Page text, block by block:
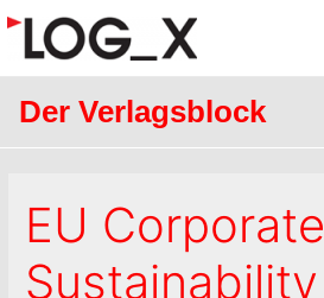
Der Verlagsblock
EU Corporate
Sustainability